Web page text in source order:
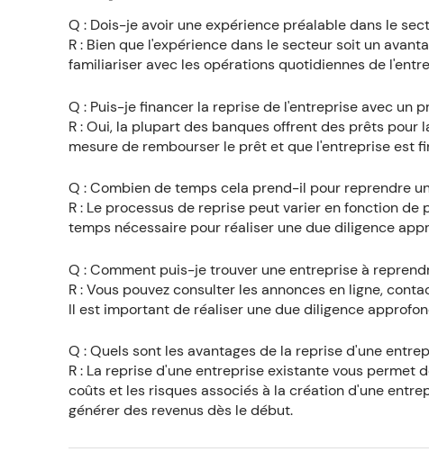
Q : Dois-je avoir une expérience préalable dans le
R : Bien que l'expérience dans le secteur soit un
familiariser avec les opérations quotidiennes de
Q : Puis-je financer la reprise de l'entreprise avec un
R : Oui, la plupart des banques offrent des prêts
mesure de rembourser le prêt et que l'entreprise est
Q : Combien de temps cela prend-il pour reprendre
R : Le processus de reprise peut varier en fonction
temps nécessaire pour réaliser une due diligence
Q : Comment puis-je trouver une entreprise à
R : Vous pouvez consulter les annonces en ligne,
Il est important de réaliser une due diligence
Q : Quels sont les avantages de la reprise d'une
R : La reprise d'une entreprise existante vous
coûts et les risques associés à la création d'une
générer des revenus dès le début.